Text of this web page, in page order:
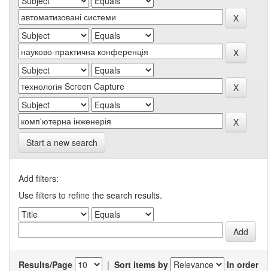
Start a new search
Add filters:
Use filters to refine the search results.
Results/Page | Sort items by
In order